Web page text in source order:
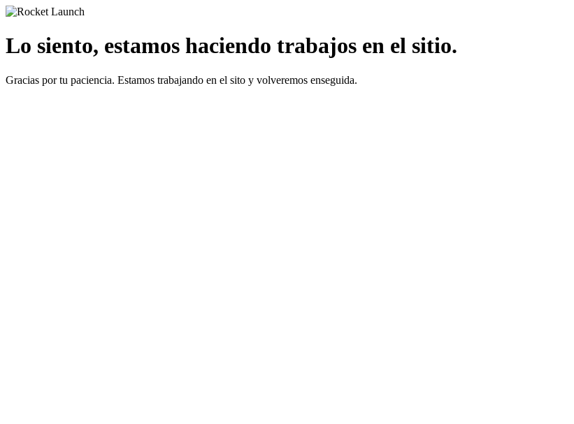
Lo siento, estamos haciendo trabajos en el sitio.
Gracias por tu paciencia. Estamos trabajando en el sito y volveremos enseguida.